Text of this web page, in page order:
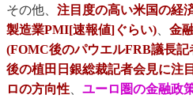
その他、 注目度の高い米国の経
製造業PMI[速報値]ぐらい)、 金
(FOMC後のパウエルFRB議長
後の植田日銀総裁記者会見に注
ロの方向性、 ユーロ圏の金融政